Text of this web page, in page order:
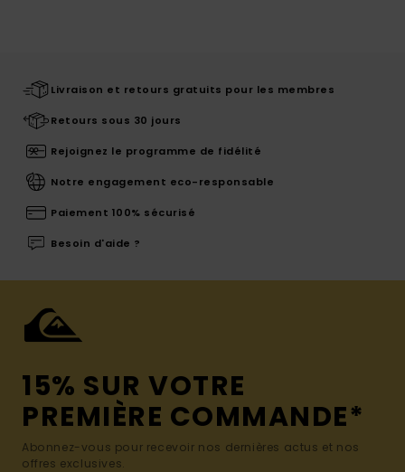
Livraison et retours gratuits pour les membres
Retours sous 30 jours
Rejoignez le programme de fidélité
Notre engagement eco-responsable
Paiement 100% sécurisé
Besoin d'aide ?
15% SUR VOTRE
PREMIÈRE COMMANDE*
Abonnez-vous pour recevoir nos dernières actus et nos
offres exclusives.